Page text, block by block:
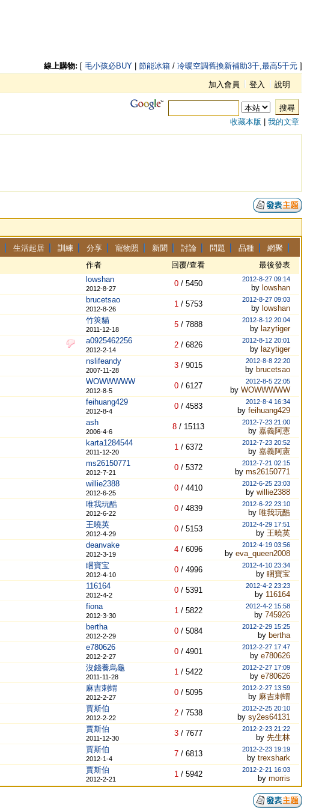
線上購物: [ 毛小孩必BUY| 節能冰箱/ 冷暖空調舊換新補助3千,最高5千元]
加入會員 登入 說明
搜尋
收藏本版
我的文章
生活起居 訓練 分享 寵物照 新聞 討論 問題 品種 網聚
作者 回覆/查看 最後發表
lowshan
2012-8-27
0/ 5450 2012-8-27 09:14
by lowshan
brucetsao
2012-8-26
1/ 5753 2012-8-27 09:03
by lowshan
竹筴貓
2011-12-18
5/ 7888 2012-8-12 20:04
by lazytiger
a0925462256
2012-2-14
2/ 6826 2012-8-12 20:01
by lazytiger
nslifeandy
2007-11-28
3/ 9015 2012-8-8 22:20
by brucetsao
WOWWWWW
2012-8-5
0/ 6127 2012-8-5 22:05
byWOWWWWW
feihuang429
2012-8-4
0/ 4583 2012-8-4 16:34
byfeihuang429
ash
2006-4-6
8/ 15113 2012-7-23 21:00
by嘉義阿憲
karta1284544
2011-12-20
1/ 6372 2012-7-23 20:52
by嘉義阿憲
ms26150771
2012-7-21
0/ 5372 2012-7-21 02:15
byms26150771
willie2388
2012-6-25
0/ 4410 2012-6-25 23:03
bywillie2388
唯我玩酷
2012-6-22
0/ 4839 2012-6-22 23:10
by唯我玩酷
王曉英
2012-4-29
0/ 5153 2012-4-29 17:51
by王曉英
deanvake
2012-3-19
4/ 6096 2012-4-19 03:56
byeva_queen2008
睏寶宝
2012-4-10
0/ 4996 2012-4-10 23:34
by睏寶宝
116164
2012-4-2
0/ 5391 2012-4-2 23:23
by 116164
fiona
2012-3-30
1/ 5822 2012-4-2 15:58
by745926
bertha
2012-2-29
0/ 5084 2012-2-29 15:25
by bertha
e780626
2012-2-27
0/ 4901 2012-2-27 17:47
bye780626
沒錢養烏龜
2011-11-28
1/ 5422 2012-2-27 17:09
bye780626
麻吉刺蝟
2012-2-27
0/ 5095 2012-2-27 13:59
by 麻吉刺蝟
賈斯伯
2012-2-22
2/ 7538 2012-2-25 20:10
bysy2es64131
賈斯伯
2011-12-30
3/ 7677 2012-2-23 21:22
by先生林
賈斯伯
2012-1-4
7/ 6813 2012-2-23 19:19
bytrexshark
賈斯伯
2012-2-21
1/ 5942 2012-2-21 16:03
bymorris